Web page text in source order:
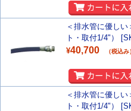
＜排水管に優し
ト・取付1/4"）
¥40,700 （税込み
＜排水管に優し
ト・取付1/4"）